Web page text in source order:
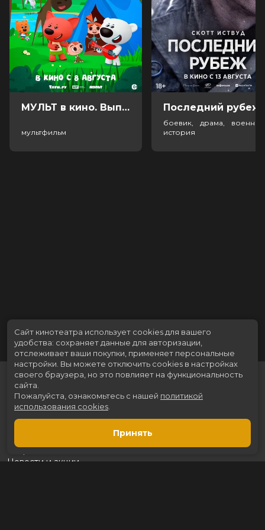
МУЛЬТ в кино. Выпуск №198. Некогда скучать (0+)
мультфильм
боевик, драма,
история
Скоро в кино
Новости и акции
Сайт кинотеатра использует cookies для вашего
удобства: сохраняет данные для авторизации,
отслеживает ваши покупки, применяет персональные
настройки. Вы можете отключить cookies в настройках
своего браузера, но это повлияет на функциональность
сайта.
Пожалуйста, ознакомьтесь с нашей политикой
использования cookies
Принять